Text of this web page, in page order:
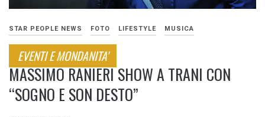
STAR PEOPLE NEWS FOTO LIFESTYLE MUSICA
EVENTI E MONDANITA'
MASSIMO RANIERI SHOW A TRANI CON
“SOGNO E SON DESTO”